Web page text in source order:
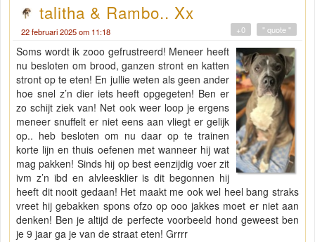
talitha & Rambo.. Xx
22 februari 2025 om 11:18 " quote "
+0
Soms wordt ik zooo gefrustreerd! Meneer heeft
nu besloten om brood, ganzen stront en katten
stront op te eten! En jullie weten als geen ander
hoe snel z’n dier iets heeft opgegeten! Ben er
zo schijt ziek van! Net ook weer loop je ergens
meneer snuffelt er niet eens aan vliegt er gelijk
op.. heb besloten om nu daar op te trainen
korte lijn en thuis oefenen met wanneer hij wat
mag pakken! Sinds hij op best eenzijdig voer zit
ivm z’n ibd en alvleesklier is dit begonnen hij
heeft dit nooit gedaan! Het maakt me ook wel heel bang straks
vreet hij gebakken spons ofzo op ooo jakkes moet er niet aan
denken! Ben je altijd de perfecte voorbeeld hond geweest ben
je 9 jaar ga je van de straat eten! Grrrr